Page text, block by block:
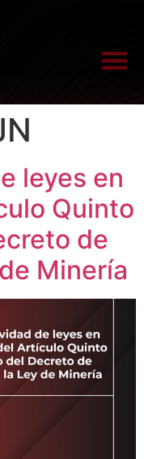
leyes en
Quinto
de
Minería